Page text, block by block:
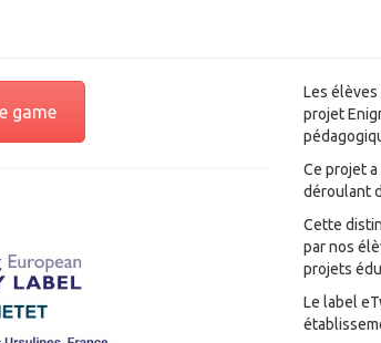
game
Les
projet
Ce projet
déroulant
Cette
par nos
projets
Le label